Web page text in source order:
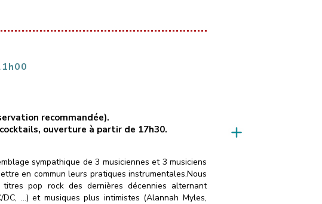
recommandée).
ouverture à partir de 17h30.
sympathique de 3 musiciennes et 3 musiciens
en commun leurs pratiques instrumentales.Nous
pop rock des dernières décennies alternant
DC, …) et musiques plus intimistes (Alannah Myles,